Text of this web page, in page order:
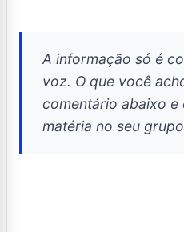
A informação só é
voz. O que você
comentário abaixo e
matéria no seu